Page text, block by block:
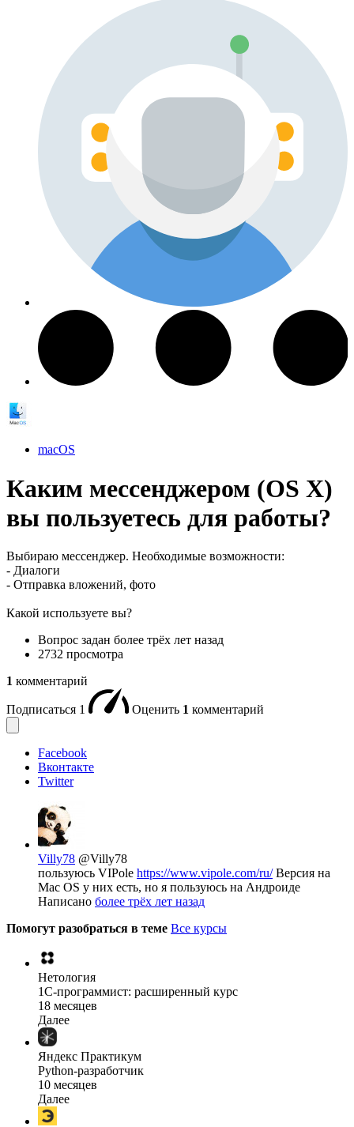
macOS
Каким мессенджером (OS X)
вы пользуетесь для работы?
Выбираю мессенджер. Необходимые возможности:
- Диалоги
- Отправка вложений, фото
Какой используете вы?
Вопрос задан более трёх лет назад
2732 просмотра
1 комментарий
Подписаться 1 Оценить 1 комментарий
Facebook
Вконтакте
Twitter
Villy78 @Villy78
пользуюсь VIPole https://www.vipole.com/ru/Версия на
Mac OS у них есть, но я пользуюсь на Андроиде
Написано более трёх лет назад
Помогут разобраться в теме Все курсы
Нетология
1C-программист: расширенный курс
18 месяцев
Далее
Яндекс Практикум
Python-разработчик
10 месяцев
Далее